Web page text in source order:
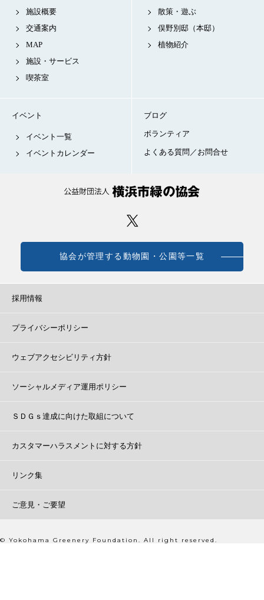
施設概要
交通案内
MAP
施設・サービス
喫茶室
散策・遊ぶ
俣野別邸（本邸）
植物紹介
イベント
イベント一覧
イベントカレンダー
ブログ
ボランティア
よくある質問／お問合せ
協会が管理する動物園・公園等一覧
採用情報
プライバシーポリシー
ウェブアクセシビリティ方針
ソーシャルメディア運用ポリシー
ＳＤＧｓ達成に向けた取組について
カスタマーハラスメントに対する方針
リンク集
ご意見・ご要望
© Yokohama Greenery Foundation. All right reserved.